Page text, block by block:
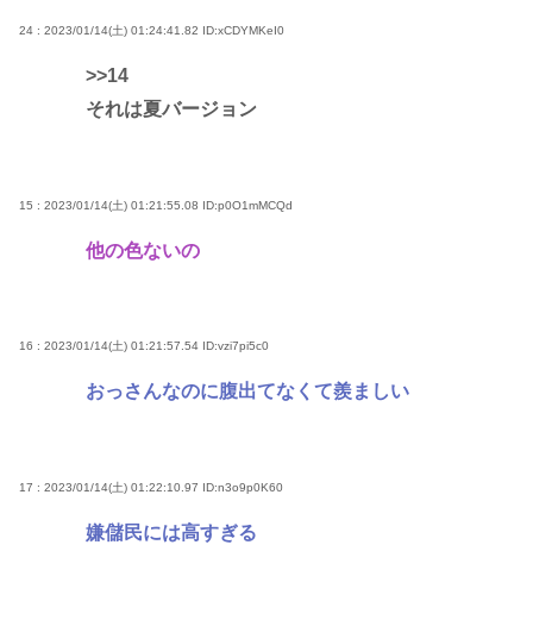
24 : 2023/01/14(土) 01:24:41.82 ID:xCDYMKeI0
>>14
それは夏バージョン
15 : 2023/01/14(土) 01:21:55.08 ID:p0O1mMCQd
他の色ないの
16 : 2023/01/14(土) 01:21:57.54 ID:vzi7pi5c0
おっさんなのに腹出てなくて羨ましい
17 : 2023/01/14(土) 01:22:10.97 ID:n3o9p0K60
嫌儲民には高すぎる